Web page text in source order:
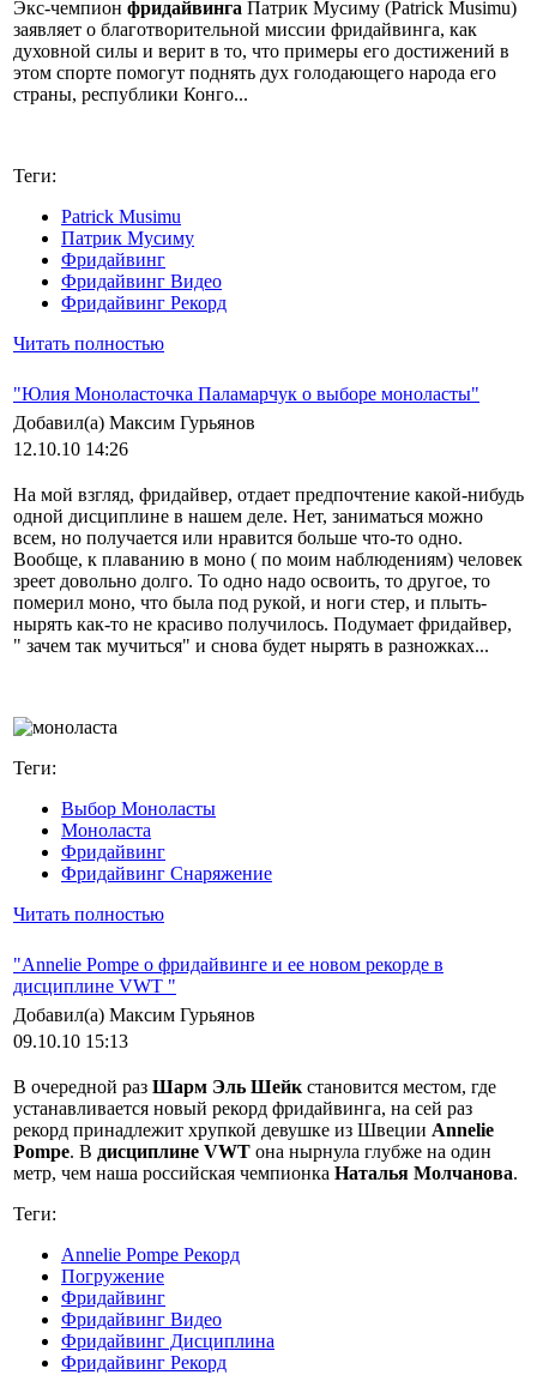
Экс-чемпион фридайвинга Патрик Мусиму (Patrick Musimu)
заявляет о благотворительной миссии фридайвинга, как
духовной силы и верит в то, что примеры его достижений в
этом спорте помогут поднять дух голодающего народа его
страны, республики Конго...
Теги:
Patrick Musimu
Патрик Мусиму
Фридайвинг
Фридайвинг Видео
Фридайвинг Рекорд
Читать полностью
"Юлия Моноласточка Паламарчук о выборе моноласты"
Добавил(а) Максим Гурьянов
12.10.10 14:26
На мой взгляд, фридайвер, отдает предпочтение какой-нибудь
одной дисциплине в нашем деле. Нет, заниматься можно
всем, но получается или нравится больше что-то одно.
Вообще, к плаванию в моно ( по моим наблюдениям) человек
зреет довольно долго. То одно надо освоить, то другое, то
померил моно, что была под рукой, и ноги стер, и плыть-
нырять как-то не красиво получилось. Подумает фридайвер,
" зачем так мучиться" и снова будет нырять в разножках...
Теги:
Выбор Моноласты
Моноласта
Фридайвинг
Фридайвинг Снаряжение
Читать полностью
"Annelie Pompe о фридайвинге и ее новом рекорде в
дисциплине VWT "
Добавил(а) Максим Гурьянов
09.10.10 15:13
В очередной раз Шарм Эль Шейк становится местом, где
устанавливается новый рекорд фридайвинга, на сей раз
рекорд принадлежит хрупкой девушке из Швеции Annelie
Pompe. В дисциплине VWT она нырнула глубже на один
метр, чем наша российская чемпионка Наталья Молчанова.
Теги:
Annelie Pompe Рекорд
Погружение
Фридайвинг
Фридайвинг Видео
Фридайвинг Дисциплина
Фридайвинг Рекорд